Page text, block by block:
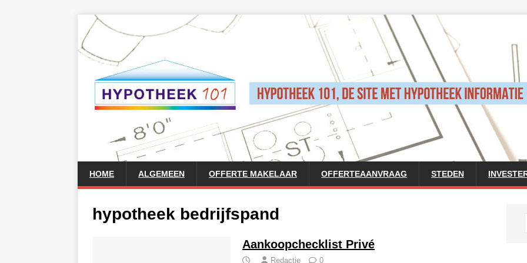
HOME ALGEMEEN OFFERTE MAKELAAR OFFERTEAANVRAAG STEDEN
hypotheek bedrijfspand
Aankoopchecklist Privé
Redactie 0